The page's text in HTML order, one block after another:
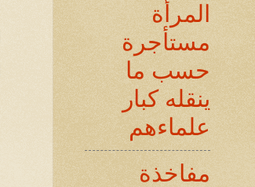
المرأة
مستأجرة
حسب ما
ينقله كبار
علماءهم
مفاخذة